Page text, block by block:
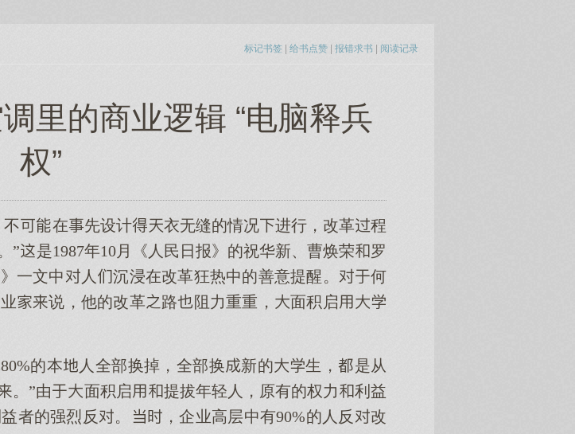
标记书签 | 给书点赞 | 报错求书 | 阅读记录
里的商业逻辑 “电脑释兵
权”
不在先设计衣无缝的情况进行，改革程
是1987年10月《人民日报》的祝华新、曹焕荣罗
》一文中人沉浸在改革狂热中的善意提醒。何
业说，他的改革路阻力重重，面积启
的本人全部换掉，全部换新的生，是从
由面积启提拔年轻人，原有的权力利益
者的强烈反。，企业高层中有90%的人反改